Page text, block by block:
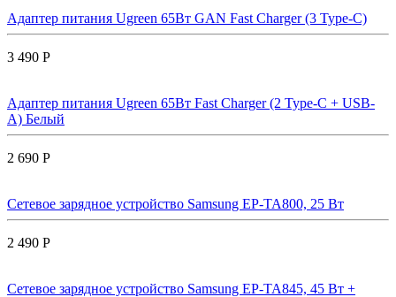
Адаптер питания Ugreen 65Вт GAN Fast Charger (3 Type-C)
3 490 Р
Адаптер питания Ugreen 65Вт Fast Charger (2 Type-C + USB-
A) Белый
2 690 Р
Сетевое зарядное устройство Samsung EP-TA800, 25 Вт
2 490 Р
Сетевое зарядное устройство Samsung EP-TA845, 45 Вт +